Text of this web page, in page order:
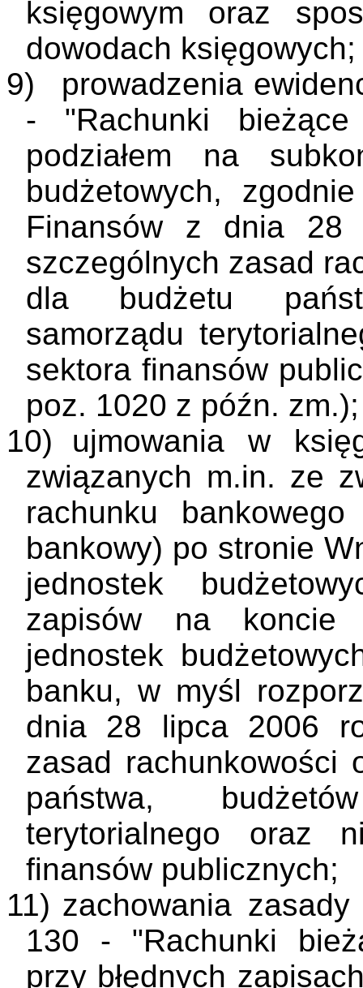
księgowym oraz
dowodach księgowych;
9)
prowadzenia
- "Rachunki
podziałem na
budżetowych,
Finansów z dnia
szczególnych zasad
dla budżetu
samorządu
sektora finansów
poz. 1020 z późn. zm.);
10)
ujmowania w
związanych m.in. ze
rachunku
bankowy) po stronie
jednostek
zapisów na
jednostek
banku, w myśl
dnia 28 lipca 2006
zasad rachunkowości
państwa,
terytorialnego oraz
finansów publicznych;
11) zachowania
130 - "Rachunki
przy błędnych